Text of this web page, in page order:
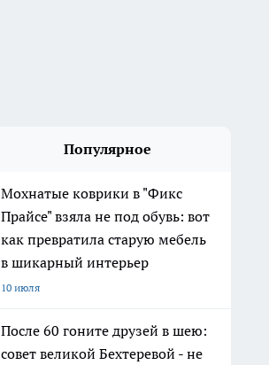
Популярное
Мохнатые коврики в "Фикс
Прайсе" взяла не под обувь: вот
как превратила старую мебель
в шикарный интерьер
10 июля
После 60 гоните друзей в шею:
совет великой Бехтеревой - не